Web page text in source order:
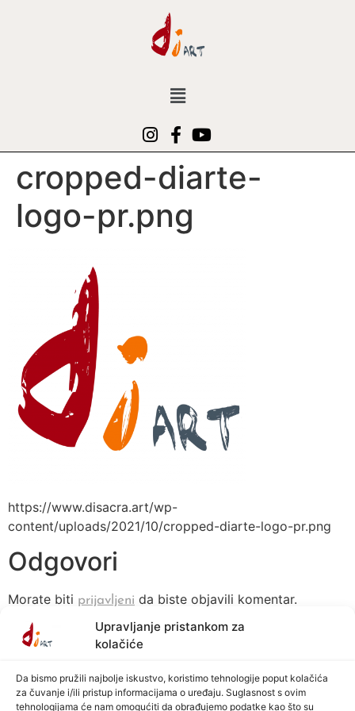
Upravljanje pristankom za
kolačiće
Da bismo pružili najbolje iskustvo, koristimo tehnologije poput kolačića
za čuvanje i/ili pristup informacijama o uređaju. Suglasnost s ovim
tehnologijama će nam omogućiti da obrađujemo podatke kao što su
cropped-diarte-
logo-pr.png
https://www.disacra.art/wp-
content/uploads/2021/10/cropped-diarte-logo-pr.png
Odgovori
Morate biti prijavljeni da biste objavili komentar.